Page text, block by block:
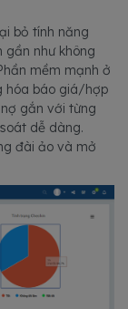
bỏ tính năng
gần như không
mềm mạnh ở
hóa báo giá/hợp
gắn với từng
dễ dàng.
đài ảo và mở